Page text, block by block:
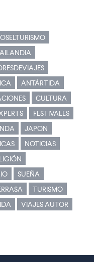
ANTÁRTIDA
CULTURA
FESTIVALES
JAPON
NOTICIAS
SUEÑA
TURISMO
VIAJES AUTOR